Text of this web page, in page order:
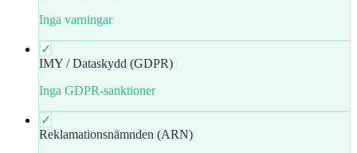
Inga varningar
✓
IMY / Dataskydd (GDPR)
Inga GDPR-sanktioner
✓
Reklamationsnämnden (ARN)